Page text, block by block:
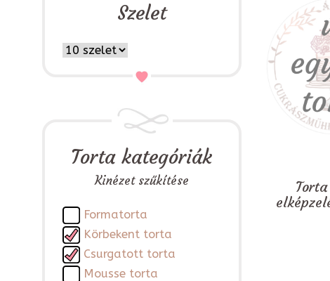
Szelet
Torta kategóriák
Kinézet szűkítése
Formatorta
Körbekent torta
Csurgatott torta
Mousse torta